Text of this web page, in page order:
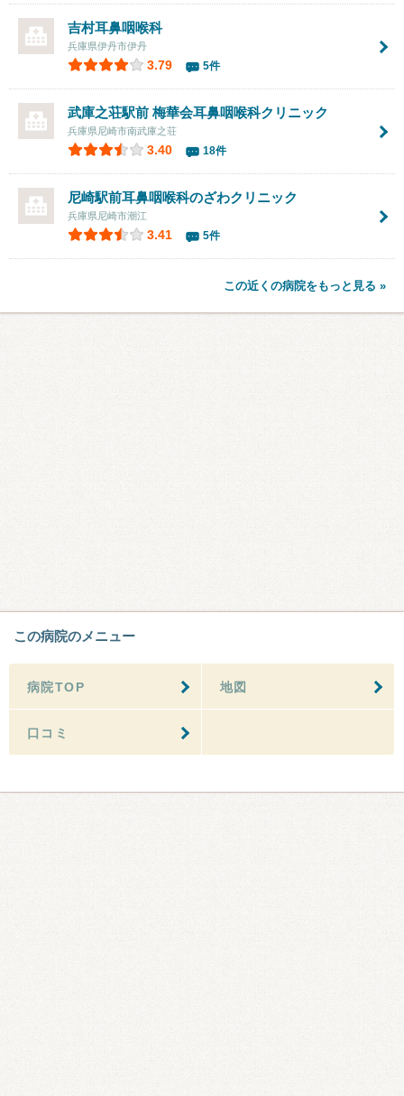
吉村耳鼻咽喉科
兵庫県伊丹市伊丹
3.79 5件
武庫之荘駅前 梅華会耳鼻咽喉科クリニック
兵庫県尼崎市南武庫之荘
3.40 18件
尼崎駅前耳鼻咽喉科のざわクリニック
兵庫県尼崎市潮江
3.41 5件
この近くの病院をもっと見る »
この病院のメニュー
病院TOP 地図
口コミ